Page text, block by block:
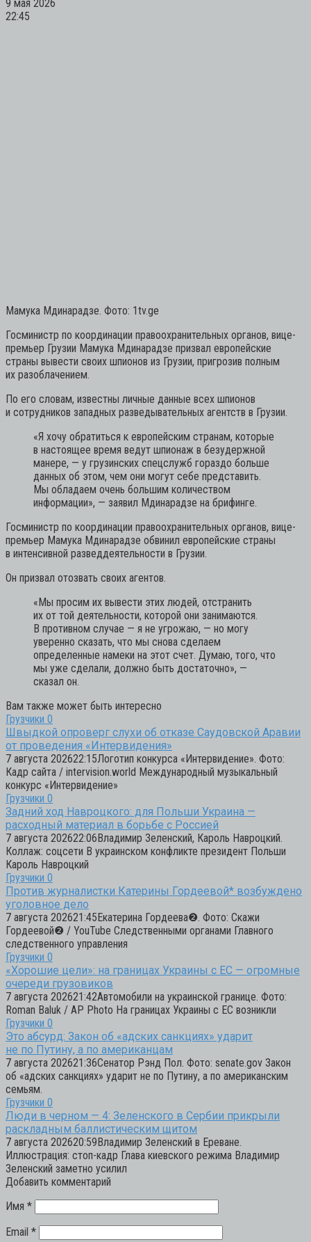
9 мая 2026
22:45
Мамука Мдинарадзе. Фото: 1tv.ge
Госминистр по координации правоохранительных органов, вице-
премьер Грузии Мамука Мдинарадзе призвал европейские
страны вывести своих шпионов из Грузии, пригрозив полным
их разоблачением.
По его словам, известны личные данные всех шпионов
и сотрудников западных разведывательных агентств в Грузии.
«Я хочу обратиться к европейским странам, которые
в настоящее время ведут шпионаж в безудержной
манере, — у грузинских спецслужб гораздо больше
данных об этом, чем они могут себе представить.
Мы обладаем очень большим количеством
информации», — заявил Мдинарадзе на брифинге.
Госминистр по координации правоохранительных органов, вице-
премьер Мамука Мдинарадзе обвинил европейские страны
в интенсивной разведдеятельности в Грузии.
Он призвал отозвать своих агентов.
«Мы просим их вывести этих людей, отстранить
их от той деятельности, которой они занимаются.
В противном случае — я не угрожаю, — но могу
уверенно сказать, что мы снова сделаем
определенные намеки на этот счет. Думаю, того, что
мы уже сделали, должно быть достаточно», —
сказал он.
Вам также может быть интересно
Грузчики 0
Швыдкой опроверг слухи об отказе Саудовской Аравии
от проведения «Интервидения»
7 августа 202622:15Логотип конкурса «Интервидение». Фото:
Кадр сайта / intervision.world Международный музыкальный
конкурс «Интервидение»
Грузчики 0
Задний ход Навроцкого: для Польши Украина —
расходный материал в борьбе с Россией
7 августа 202622:06Владимир Зеленский, Кароль Навроцкий.
Коллаж: соцсети В украинском конфликте президент Польши
Кароль Навроцкий
Грузчики 0
Против журналистки Катерины Гордеевой* возбуждено
уголовное дело
7 августа 202621:45Екатерина Гордеева❷. Фото: Скажи
Гордеевой❷ / YouTube Следственными органами Главного
следственного управления
Грузчики 0
«Хорошие цели»: на границах Украины с ЕС — огромные
очереди грузовиков
7 августа 202621:42Автомобили на украинской границе. Фото:
Roman Baluk / AP Photo На границах Украины с ЕС возникли
Грузчики 0
Это абсурд: Закон об «адских санкциях» ударит
не по Путину, а по американцам
7 августа 202621:36Сенатор Рэнд Пол. Фото: senate.gov Закон
об «адских санкциях» ударит не по Путину, а по американским
семьям.
Грузчики 0
Люди в черном — 4: Зеленского в Сербии прикрыли
раскладным баллистическим щитом
7 августа 202620:59Владимир Зеленский в Ереване.
Иллюстрация: стоп-кадр Глава киевского режима Владимир
Зеленский заметно усилил
Добавить комментарий
Имя *
Email *